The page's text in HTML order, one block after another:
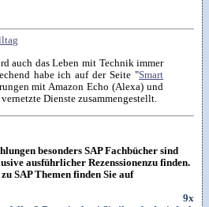
auch das Leben mit Technik immer
habe ich auf der Seite "Smart
mit Amazon Echo (Alexa) und
Dienste zusammengestellt.
besonders SAP Fachbücher sind
ausführlicher Rezenssionenzu finden.
SAP Themen finden Sie auf
9x